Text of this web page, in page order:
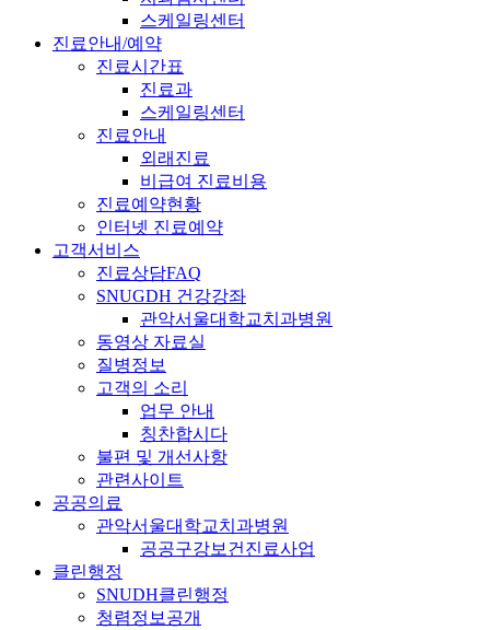
스케일링센터
진료안내/예약
진료시간표
진료과
스케일링센터
진료안내
외래진료
비급여 진료비용
진료예약현황
인터넷 진료예약
고객서비스
진료상담FAQ
SNUGDH 건강강좌
관악서울대학교치과병원
동영상 자료실
질병정보
고객의 소리
업무 안내
칭찬합시다
불편 및 개선사항
관련사이트
공공의료
관악서울대학교치과병원
공공구강보건진료사업
클린행정
SNUDH클린행정
청렴정보공개